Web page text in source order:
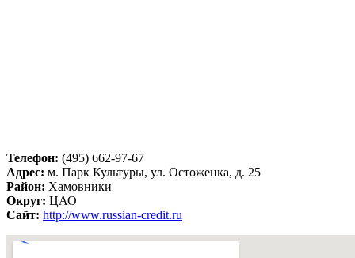
Телефон: (495) 662-97-67
Адрес: м. Парк Культуры, ул. Остоженка, д. 25
Район: Хамовники
Округ: ЦАО
Сайт: http://www.russian-credit.ru